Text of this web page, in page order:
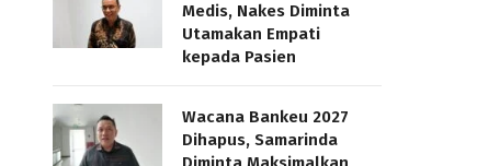
Medis, Nakes Diminta
Utamakan Empati
kepada Pasien
Wacana Bankeu 2027
Dihapus, Samarinda